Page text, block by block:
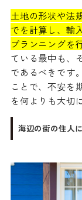
土地の形状や法
でを計算し、輸
プランニングを
ている最中も、
であるべきです
ことで、不安を
を何よりも大切
海辺の街の住人